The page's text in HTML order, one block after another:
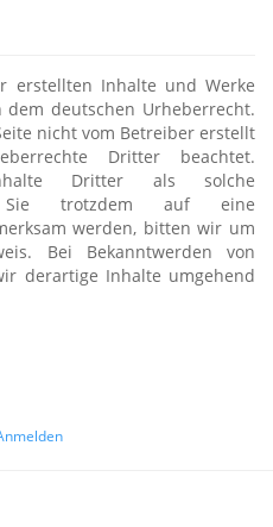
erstellten Inhalte und Werke
deutschen Urheberrecht.
nicht vom Betreiber erstellt
Dritter beachtet.
Dritter als solche
Sie trotzdem auf eine
werden, bitten wir um
Bei Bekanntwerden von
derartige Inhalte umgehend